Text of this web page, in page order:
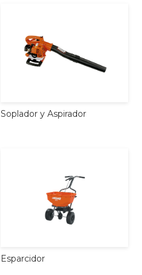
Soplador y Aspirador
Esparcidor